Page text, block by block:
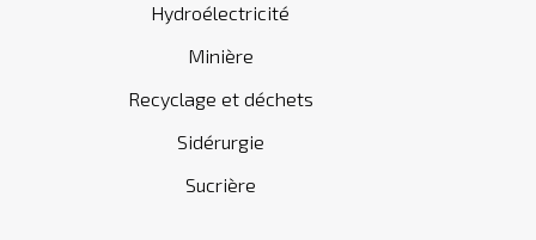
Hydroélectricité
Minière
Recyclage et déchets
Sidérurgie
Sucrière